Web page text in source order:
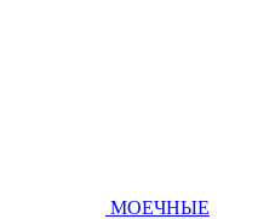
МОЕЧНЫЕ